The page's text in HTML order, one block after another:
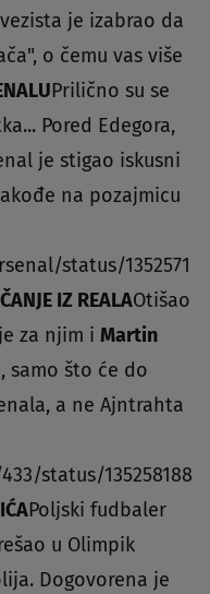
je izabrao da
o čemu vas više
Prilično su se
Pored Edegora,
je stigao iskusni
na pozajmicu
status/1352571
IZ REALAOtišao
za njim i Martin
samo što će do
a ne Ajntrahta
status/135258188
Poljski fudbaler
u Olimpik
Dogovorena je